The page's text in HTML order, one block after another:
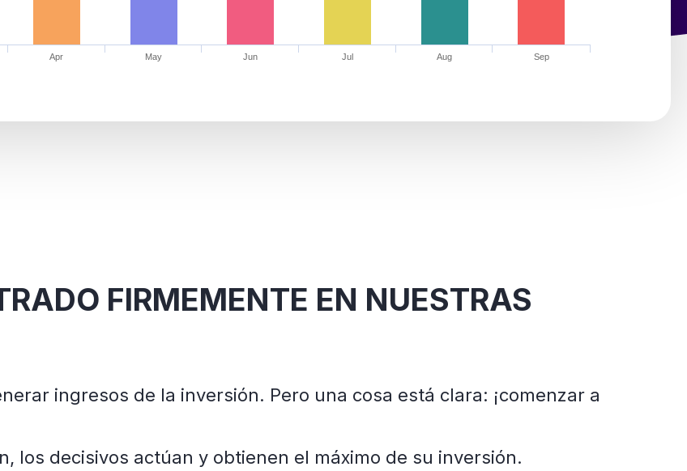
Apr May Jun Jul Aug Sep
FIRMEMENTE EN NUESTRAS
ingresos de la inversión. Pero una cosa está clara: ¡comenzar a
los decisivos actúan y obtienen el máximo de su inversión.